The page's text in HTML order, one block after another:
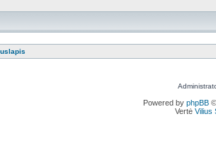
Powered by phpBB
Vertė Vilius